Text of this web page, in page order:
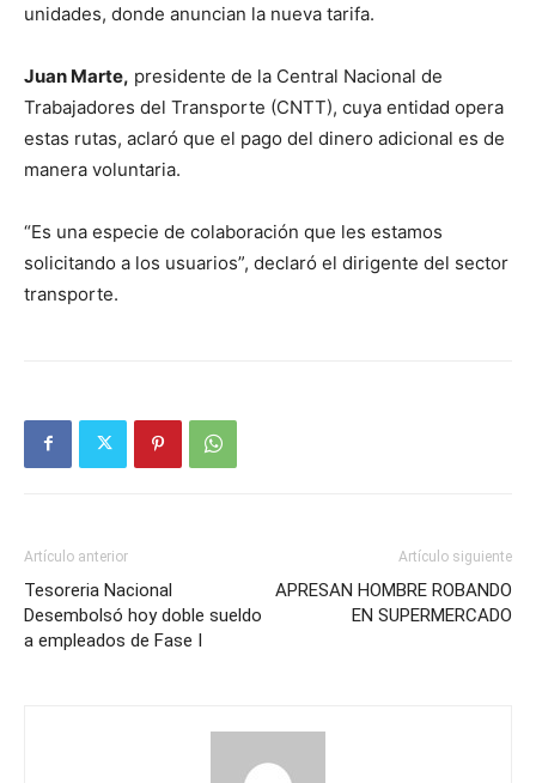
unidades, donde anuncian la nueva tarifa.
Juan Marte, presidente de la Central Nacional de
Trabajadores del Transporte (CNTT), cuya entidad opera
estas rutas, aclaró que el pago del dinero adicional es de
manera voluntaria.
“Es una especie de colaboración que les estamos
solicitando a los usuarios”, declaró el dirigente del sector
transporte.
Artículo anterior
Tesoreria Nacional
Desembolsó hoy doble sueldo
a empleados de Fase I
Artículo siguiente
APRESAN HOMBRE ROBANDO
EN SUPERMERCADO